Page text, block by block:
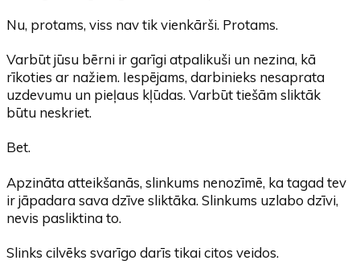
Nu, protams, viss nav tik vienkārši. Protams.
Varbūt jūsu bērni ir garīgi atpalikuši un nezina, kā
rīkoties ar nažiem. Iespējams, darbinieks nesaprata
uzdevumu un pieļaus kļūdas. Varbūt tiešām sliktāk
būtu neskriet.
Bet.
Apzināta atteikšanās, slinkums nenozīmē, ka tagad tev
ir jāpadara sava dzīve sliktāka. Slinkums uzlabo dzīvi,
nevis pasliktina to.
Slinks cilvēks svarīgo darīs tikai citos veidos.